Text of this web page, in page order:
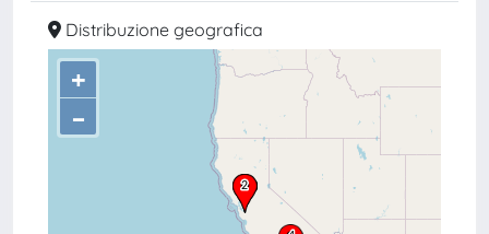
Distribuzione geografica
+
–